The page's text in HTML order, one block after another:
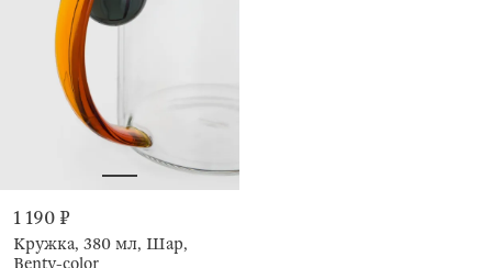
1 190 ₽
Кружка, 380 мл, Шар,
Benty-color